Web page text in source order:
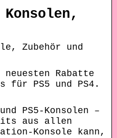
Zubehör und
Rabatte
für PS5 und PS4.
PS5-Konsolen –
aus allen
Konsole kann,